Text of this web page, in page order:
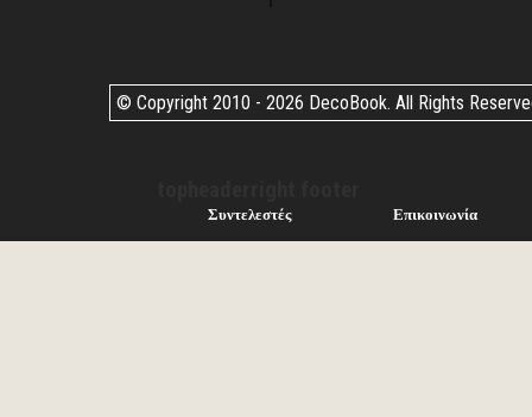
© Copyright 2010 - 2026 DecoBook. All Rights
Συντελεστές Επικοινωνία